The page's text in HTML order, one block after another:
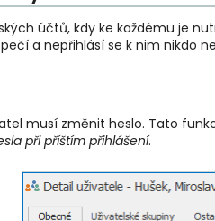
účtů, kdy ke každému je
a nepřihlásí se k nim nikdo
musí změnit heslo. Tato
při příštím přihlášení.